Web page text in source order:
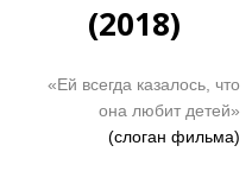
(2018)
«Ей всегда казалось, что
она любит детей»
(слоган фильма)